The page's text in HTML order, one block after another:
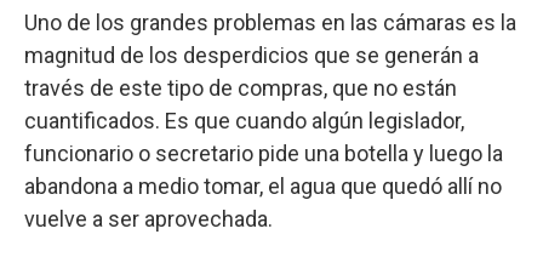
Uno de los grandes problemas en las cámaras es la
magnitud de los desperdicios que se generán a
través de este tipo de compras, que no están
cuantificados. Es que cuando algún legislador,
funcionario o secretario pide una botella y luego la
abandona a medio tomar, el agua que quedó allí no
vuelve a ser aprovechada.